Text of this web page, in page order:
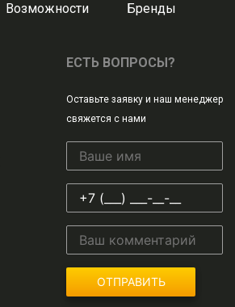
Возможности Бренды
ЕСТЬ ВОПРОСЫ?
Оставьте заявку и наш менеджер
свяжется с нами
ОТПРАВИТЬ